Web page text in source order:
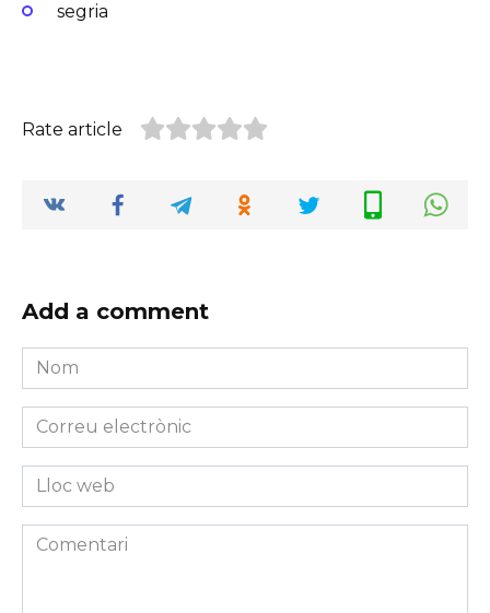
segria
Rate article
Add a comment
Nom
*
Correu
electrònic
*Lloc
web
Comentari